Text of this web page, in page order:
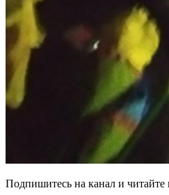
Подпишитесь на канал и читайте